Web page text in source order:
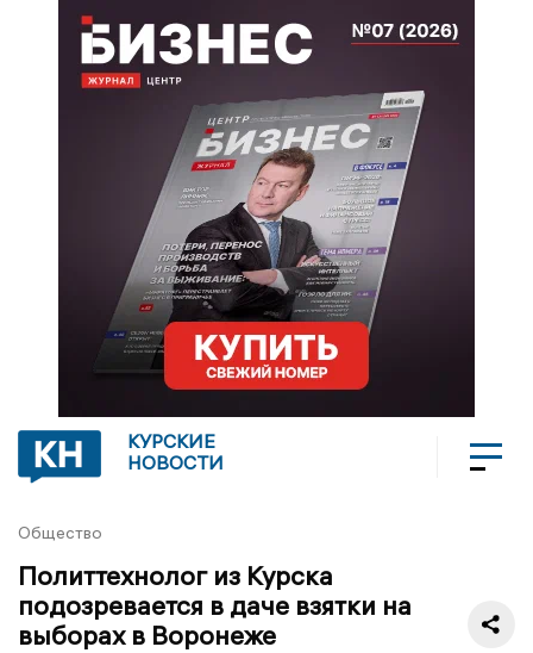
КУРСКИЕ
НОВОСТИ
Общество
Политтехнолог из Курска
подозревается в даче взятки на
выборах в Воронеже